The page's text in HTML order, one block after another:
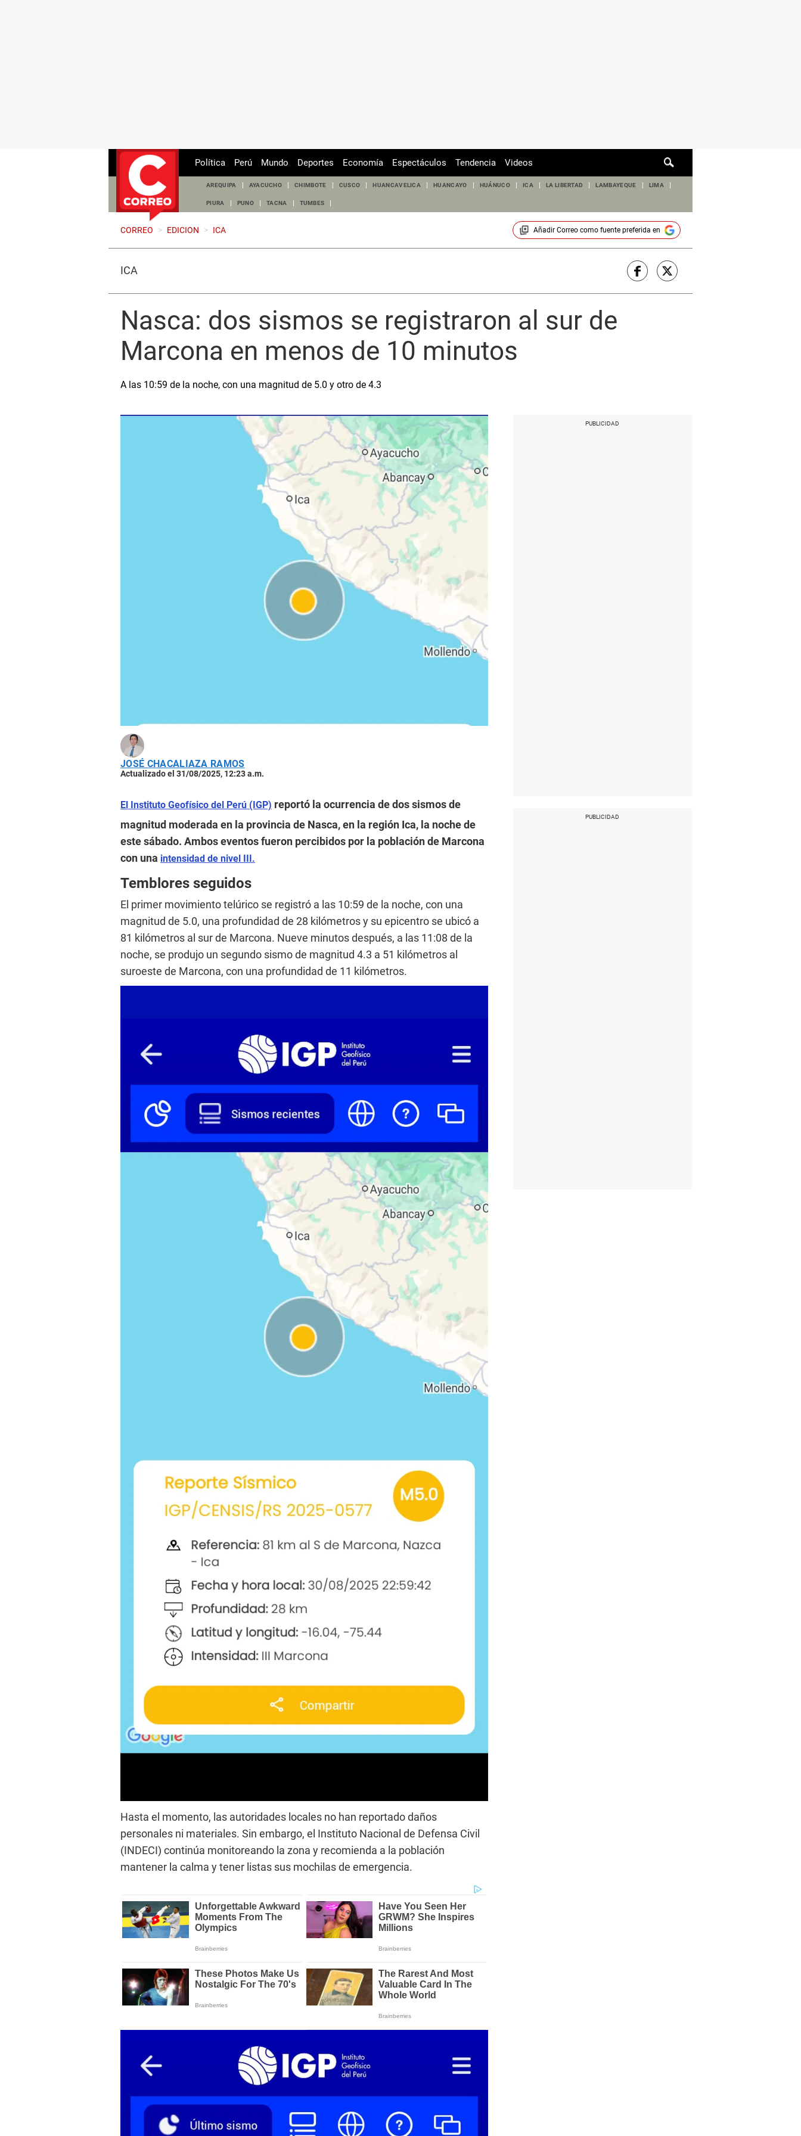
de
Política Perú Mundo Deportes Economía Espectáculos Tendencia Videos
AREQUIPA AYACUCHO CHIMBOTE CUSCO HUANCAVELICA HUANCAYO HUÁNUCO ICA LA LIBERTAD LAMBAYEQUE LIMA
PIURA PUNO TACNA TUMBES
CORREO > EDICION > ICA Añadir Correocomo fuente preferida en
ICA
Nasca: dos sismos se registraron al sur de
Marcona en menos de 10 minutos
A las 10:59 de la noche, con una magnitud de 5.0 y otro de 4.3
JOSÉ CHACALIAZA RAMOS
Actualizado el 31/08/2025, 12:23 a.m.
El Instituto Geofísico del Perú (IGP) reportó la ocurrencia de dos sismos de
magnitud moderada en la provincia de Nasca, en la región Ica, la noche de
este sábado. Ambos eventos fueron percibidos por la población de Marcona
con una intensidad de nivel III.
Temblores seguidos
El primer movimiento telúrico se registró a las 10:59 de la noche, con una
magnitud de 5.0, una profundidad de 28 kilómetros y su epicentro se ubicó a
81 kilómetros al sur de Marcona. Nueve minutos después, a las 11:08 de la
noche, se produjo un segundo sismo de magnitud 4.3 a 51 kilómetros al
suroeste de Marcona, con una profundidad de 11 kilómetros.
Hasta el momento, las autoridades locales no han reportado daños
personales ni materiales. Sin embargo, el Instituto Nacional de Defensa Civil
(INDECI) continúa monitoreando la zona y recomienda a la población
mantener la calma y tener listas sus mochilas de emergencia.